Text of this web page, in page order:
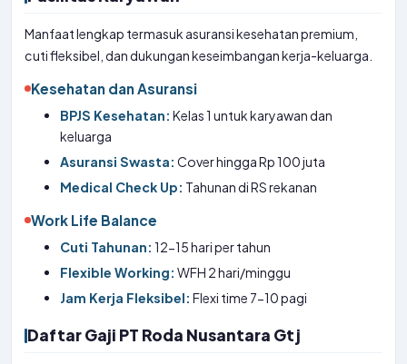
Manfaat lengkap termasuk asuransi kesehatan premium,
cuti fleksibel, dan dukungan keseimbangan kerja-keluarga.
Kesehatan dan Asuransi
BPJS Kesehatan: Kelas 1 untuk karyawan dan
keluarga
Asuransi Swasta: Cover hingga Rp 100 juta
Medical Check Up: Tahunan di RS rekanan
Work Life Balance
Cuti Tahunan: 12-15 hari per tahun
Flexible Working: WFH 2 hari/minggu
Jam Kerja Fleksibel: Flexi time 7-10 pagi
Daftar Gaji PT Roda Nusantara Gtj